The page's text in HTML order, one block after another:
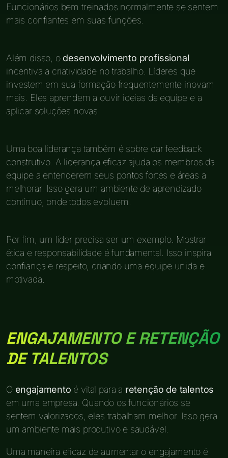
Funcionários bem treinados normalmente se sentem
mais confiantes em suas funções.
Além disso, o desenvolvimento profissional
incentiva a criatividade no trabalho. Líderes que
investem em sua formação frequentemente inovam
mais. Eles aprendem a ouvir ideias da equipe e a
aplicar soluções novas.
Uma boa liderança também é sobre dar feedback
construtivo. A liderança eficaz ajuda os membros da
equipe a entenderem seus pontos fortes e áreas a
melhorar. Isso gera um ambiente de aprendizado
contínuo, onde todos evoluem.
Por fim, um líder precisa ser um exemplo. Mostrar
ética e responsabilidade é fundamental. Isso inspira
confiança e respeito, criando uma equipe unida e
motivada.
ENGAJAMENTO E RETENÇÃO
DE TALENTOS
O engajamento é vital para a retenção de talentos
em uma empresa. Quando os funcionários se
sentem valorizados, eles trabalham melhor. Isso gera
um ambiente mais produtivo e saudável.
Uma maneira eficaz de aumentar o engajamento é